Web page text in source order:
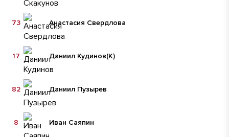
Анастасия Свердлова
73
Даниил Кудинов(К)
17
Даниил Пузырев
82
Иван Саяпин
8